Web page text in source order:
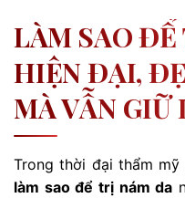
LÀM SAO ĐỂ
HIỆN ĐẠI,
MÀ VẪN GIỮ
Trong thời đại thẩm
làm sao để trị nám da